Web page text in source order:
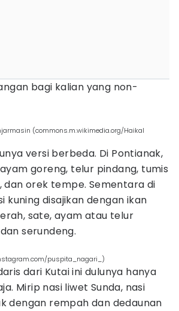
bagi kalian yang non-
(commons.m.wikimedia.org/Haikal
versi berbeda. Di Pontianak,
goreng, telur pindang, tumis
dan orek tempe. Sementara di
kuning disajikan dengan ikan
sate, ayam atau telur
serundeng.
puspita_nagari_)
dari Kutai ini dulunya hanya
Mirip nasi liwet Sunda, nasi
dengan rempah dan dedaunan